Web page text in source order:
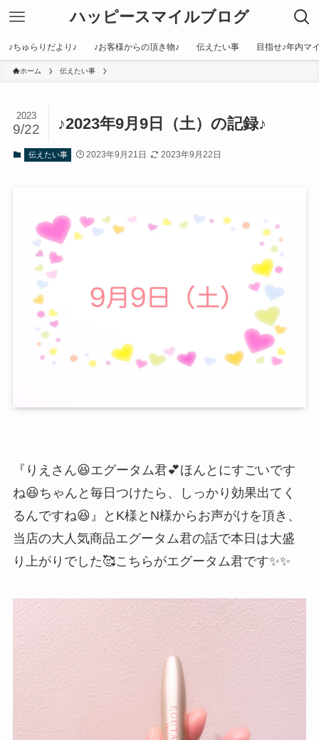
ハッピースマイルブログ
♪ちゅらりだより♪ ♪お客様からの頂き物♪ 伝えたい事 目指せ♪年内マ
ホーム 伝えたい事
♪2023年9月9日（土）の記録♪
2023
9/22
伝えたい事 2023年9月21日 2023年9月22日
『りえさん😆エグータム君💕ほんとにすごいです
ね😆ちゃんと毎日つけたら、しっかり効果出てく
るんですね😆』とK様とN様からお声がけを頂き、
当店の大人気商品エグータム君の話で本日は大盛
り上がりでした🥰こちらがエグータム君です✨✨